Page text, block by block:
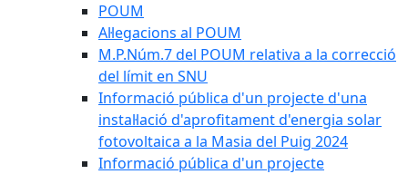
POUM
Al·legacions al POUM
M.P.Núm.7 del POUM relativa a la correcció
del límit en SNU
Informació pública d'un projecte d'una
instal·lació d'aprofitament d'energia solar
fotovoltaica a la Masia del Puig 2024
Informació pública d'un projecte